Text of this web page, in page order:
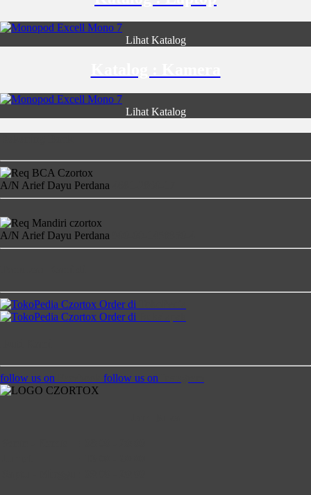
Lihat Katalog
Lihat Katalog
A/N Arief Dayu Perdana
A/N Arief Dayu Perdana
Order di
Order di
follow us on follow us on